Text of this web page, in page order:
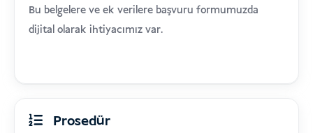
Bu belgelere ve ek verilere başvuru formumuzda
dijital olarak ihtiyacımız var.
Prosedür